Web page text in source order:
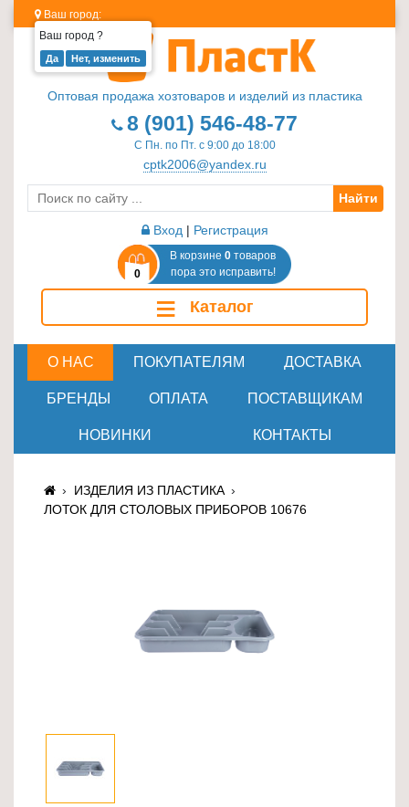
Ваш город:
Ваш город ?
Оптовая продажа хозтоваров и изделий из пластика
8 (901) 546-48-77
С Пн. по Пт. с 9:00 до 18:00
cptk2006@yandex.ru
Найти
Вход | Регистрация
0
В корзине 0 товаров
пора это исправить!
≡ Каталог
О НАС ПОКУПАТЕЛЯМ ДОСТАВКА
БРЕНДЫ ОПЛАТА ПОСТАВЩИКАМ
НОВИНКИ КОНТАКТЫ
ИЗДЕЛИЯ ИЗ ПЛАСТИКА
ЛОТОК ДЛЯ СТОЛОВЫХ ПРИБОРОВ 10676
Изделия
Стеклотара
Пластиковая
+
Хозтовары
для
отдых
Посуда